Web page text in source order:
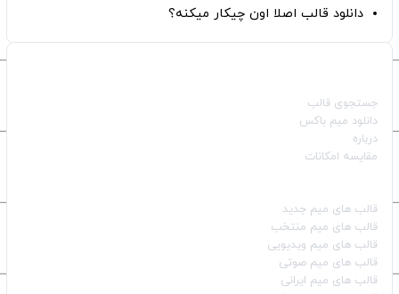
دانلود قالب اصلا اون چیکار میکنه؟
جستجوی قالب
دانلود میم باکس
درباره
مقایسه امکانات
قالب‌ های میم جدید
قالب‌ های میم منتخب
قالب‌ های میم ویدیویی
قالب‌ های میم صوتی
قالب‌ های میم ایرانی